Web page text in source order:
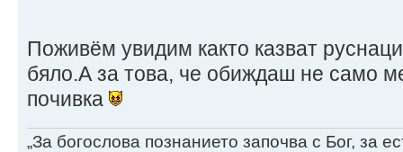
Поживём увидим както казват
бяло.А за това, че обиждаш не само
почивка
„За богослова познанието започва с Бог, за